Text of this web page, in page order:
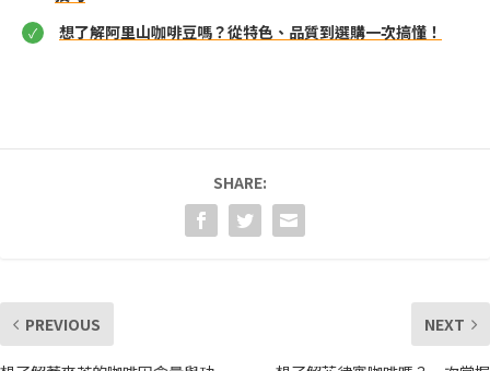
想了解阿里山咖啡豆嗎？從特色、品質到選購一次搞懂！
SHARE:
PREVIOUS NEXT